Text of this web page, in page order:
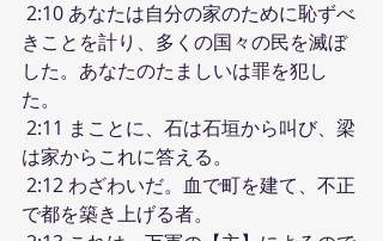
きことを計り、多くの国々の民を滅ぼ
した。あなたのたましいは罪を犯し
た。
は家からこれに答える。
で都を築き上げる者。